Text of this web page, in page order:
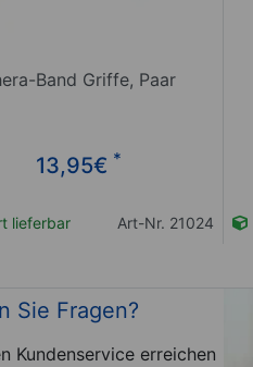
Band Griffe, Paar
13,95€ *
lieferbar Art-Nr. 21024
Sie Fragen?
Kundenservice erreichen